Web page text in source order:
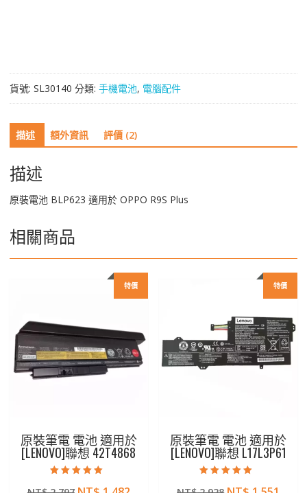
OPPO
R9S
Plus
數
量
貨號: SL30140 分類: 手機電池, 電腦配件
描述 額外資訊 評價 (2)
描述
原裝電池 BLP623 適用於 OPPO R9S Plus
相關商品
特價
原裝筆電 電池 適用於
[LENOVO]聯想 42T4868
5.00
特價
原裝筆電 電池 適用於
[LENOVO]聯想 L17L3P61
5.00